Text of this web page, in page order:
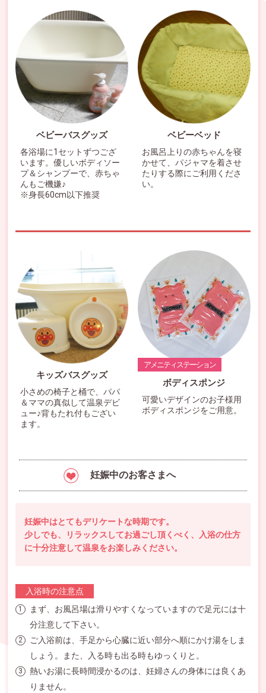
ベビーバスグッズ
各浴場に1セットずつござ
います。優しいボディソー
プ＆シャンプーで、赤ちゃ
んもご機嫌♪
※身長60cm以下推奨
ベビーベッド
お風呂上りの赤ちゃんを寝
かせて、パジャマを着させ
たりする際にご利用くださ
い。
キッズバスグッズ
小さめの椅子と桶で、パパ
＆ママの真似して温泉デビ
ュー♪背もたれ付もござい
ます。
アメニティステーション
ボディスポンジ
可愛いデザインのお子様用
ボディスポンジをご用意。
妊娠中のお客さまへ
妊娠中はとてもデリケートな時期です。
少しでも、リラックスしてお過ごし頂くべく、入浴の仕方
に十分注意して温泉をお楽しみください。
入浴時の注意点
1
まず、お風呂場は滑りやすくなっていますので足元には十
分注意して下さい。
2
ご入浴前は、手足から心臓に近い部分へ順にかけ湯をしま
しょう。また、入る時も出る時もゆっくりと。
3
熱いお湯に長時間浸かるのは、妊婦さんの身体には良くあ
りません。